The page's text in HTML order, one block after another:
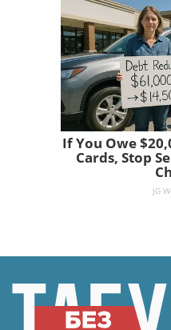
If You Owe
Cards, Stop
JG